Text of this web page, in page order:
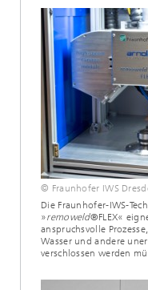
© Fraunhofer IWS
Die Fraunhofer-IWS-
»remoweld®FLEX«
anspruchsvolle
Wasser und andere
verschlossen werden